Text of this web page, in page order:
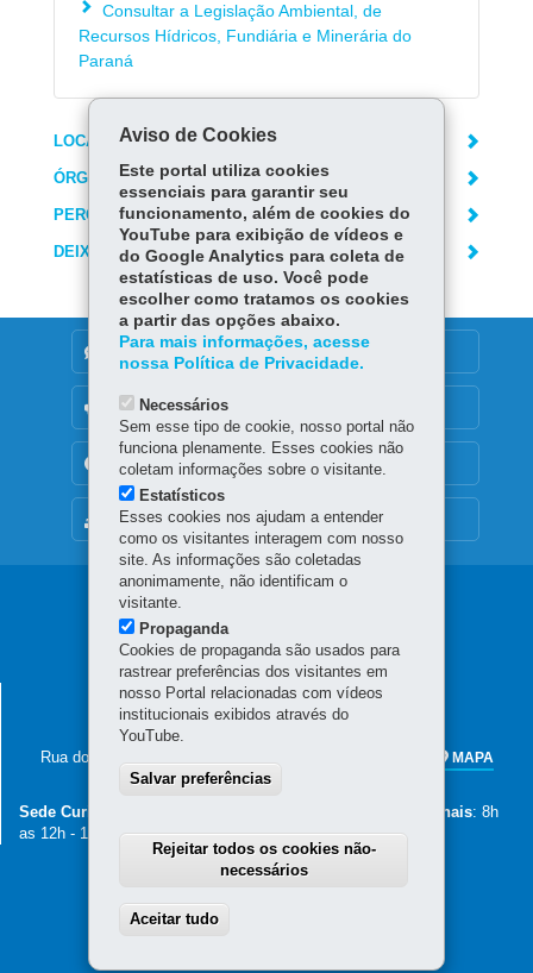
Consultar a Legislação Ambiental, de
Recursos Hídricos, Fundiária e Minerária do
Paraná
LOCAIS DE ATENDIMENTO
ÓRGÃO RESPONSÁVEL
PERGUNTAS FREQUENTES
DEIXE SUA OPINIÃO
MAPA DO SITE
DENUNCIE CORRUPÇÃO
OUVIDORIA
TRANSPARÊNCIA INSTITUCIONAL
Navegação
principal
SECRETARIA DA AGRICULTURA E DO
ABASTECIMENTO
Rua dos Funcionários, 1559 MAPA
41 3313-4000
Sede Curitiba
Núcleos Regionais: 8h
as 12h - 13h30 as 17h30
Aviso de Cookies
Este portal utiliza cookies
essenciais para garantir seu
funcionamento, além de cookies do
YouTube para exibição de vídeos e
do Google Analytics para coleta de
estatísticas de uso. Você pode
escolher como tratamos os cookies
a partir das opções abaixo.
Para mais informações, acesse
nossa Política de Privacidade.
Necessários
Sem esse tipo de cookie, nosso portal não
funciona plenamente. Esses cookies não
coletam informações sobre o visitante.
Estatísticos
Esses cookies nos ajudam a entender
como os visitantes interagem com nosso
site. As informações são coletadas
anonimamente, não identificam o
visitante.
Propaganda
Cookies de propaganda são usados para
rastrear preferências dos visitantes em
nosso Portal relacionadas com vídeos
institucionais exibidos através do
YouTube.
Salvar preferências
Rejeitar todos os cookies não-
necessários
Aceitar tudo